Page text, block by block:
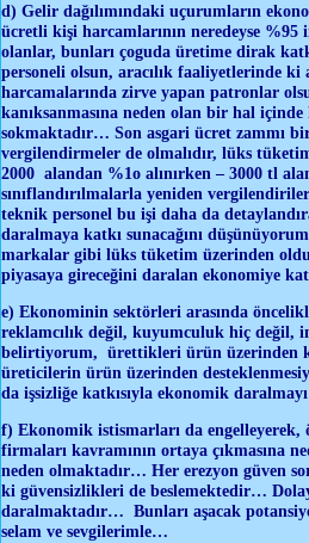
d) Gelir dağılımındaki uçurumların
ücretli kişi harcamlarının neredeyse
olanlar, bunları çoguda üretime dirak
personeli olsun, aracılık faaliyetlerinde
harcamalarında zirve yapan patronlar
kanıksanmasına neden olan bir hal
sokmaktadır… Son asgari ücret zammı
vergilendirmeler de olmalıdır, lüks
2000 alandan %1o alınırken – 3000 tl
sınıflandırılmalarla yeniden
teknik personel bu işi daha da
daralmaya katkı sunacağını
markalar gibi lüks tüketim üzerinden
piyasaya gireceğini daralan ekonomiye
e) Ekonominin sektörleri arasında
reklamcılık değil, kuyumculuk hiç değil,
belirtiyorum, ürettikleri ürün üzerinden
üreticilerin ürün üzerinden
da işsizliğe katkısıyla ekonomik
f) Ekonomik istismarları da
firmaları kavramının ortaya çıkmasına
neden olmaktadır… Her erezyon güven
ki güvensizlikleri de beslemektedir…
daralmaktadır… Bunları aşacak
selam ve sevgilerimle…